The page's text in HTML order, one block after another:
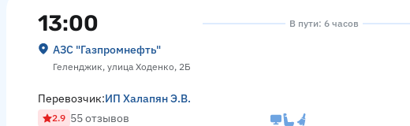
13:00
АЗС "Газпромнефть"
Геленджик, улица Ходенко, 2Б
В пути: 6 часов
Перевозчик:ИП Халапян Э.В.
2.9 55 отзывов